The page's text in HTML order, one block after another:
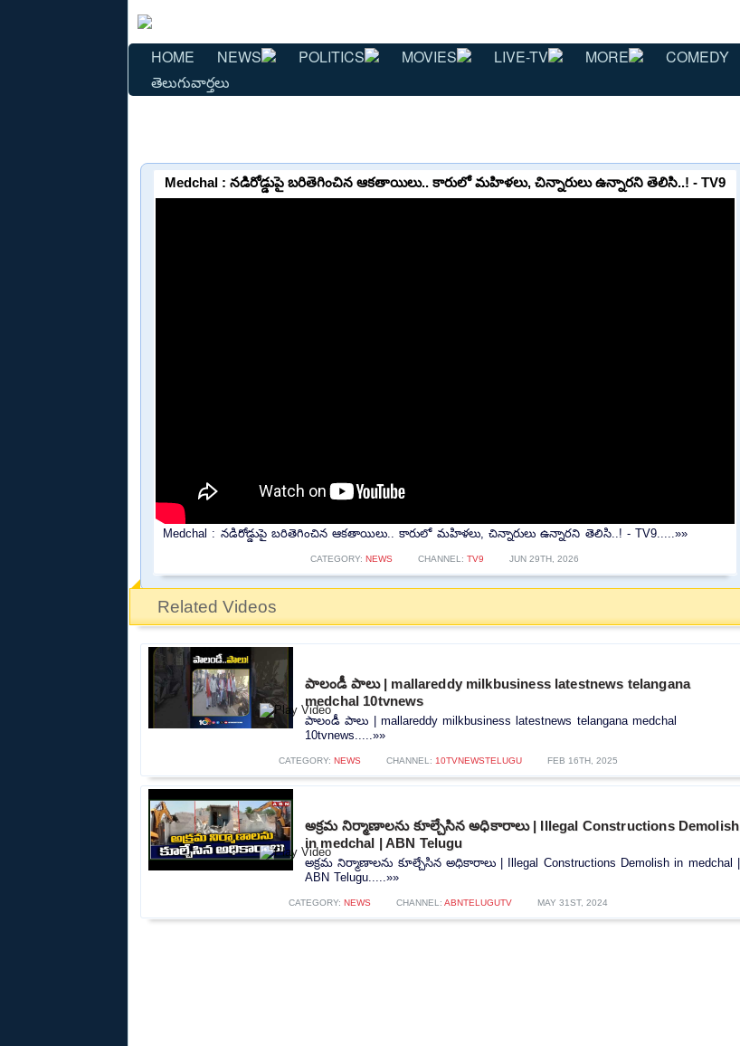
HOME NEWS POLITICS MOVIES LIVE-TV MORE COMEDY
తెలుగువార్తలు
Medchal : నడిరోడ్డుపై బరితెగించిన ఆకతాయిలు.. కారులో మహిళలు, చిన్నారులు ఉన్నారని తెలిసి..! - TV9
Medchal : నడిరోడ్డుపై బరితెగించిన ఆకతాయిలు.. కారులో మహిళలు, చిన్నారులు ఉన్నారని తెలిసి..! - TV9.....»»
CATEGORY: NEWS CHANNEL:TV9 JUN 29TH, 2026
Related Videos
పాలండీ పాలు | mallareddy milkbusiness latestnews telangana
medchal 10tvnews
పాలండీ పాలు | mallareddy milkbusiness latestnews telangana medchal
10tvnews.....»»
CATEGORY: NEWS CHANNEL: 10TVNEWSTELUGU FEB 16TH, 2025
అక్రమ నిర్మాణాలను కూల్చేసిన అధికారాలు | Illegal Constructions Demolish
in medchal | ABN Telugu
అక్రమ నిర్మాణాలను కూల్చేసిన అధికారాలు | Illegal Constructions Demolish in medchal |
ABN Telugu.....»»
CATEGORY: NEWS CHANNEL: ABNTELUGUTV MAY 31ST, 2024